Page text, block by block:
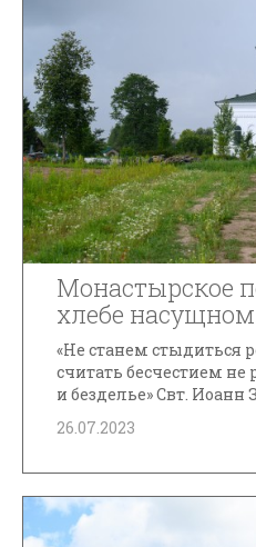
Монастырское
хлебе
«Не станем стыдиться
считать бесчестием не
и безделье» Свт. Иоанн
26.07.2023